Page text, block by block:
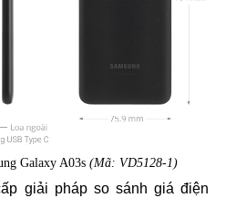
Galaxy A03s (Mã: VD5128-1)
giải pháp so sánh giá điện